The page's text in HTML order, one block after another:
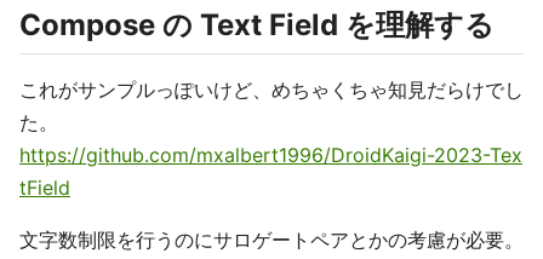
Compose の Text Field を理解する
これがサンプルっぽいけど、めちゃくちゃ知見だらけでし
た。
https://github.com/mxalbert1996/DroidKaigi-2023-Tex
tField
文字数制限を行うのにサロゲートペアとかの考慮が必要。